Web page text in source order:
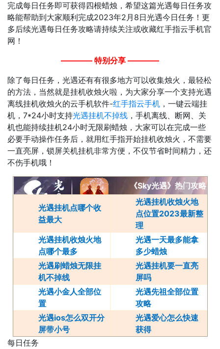
完成每日任务即可获得四根蜡烛，希望这篇光遇每日任务攻
略能帮助到大家顺利完成2023年2月8日光遇今日任务！更
多后续光遇每日任务攻略请持续关注或收藏红手指云手机官
网！
———— 特别分享 ————
除了每日任务，光遇还有有很多地方可以收集烛火，最轻松
的方法，当然就是挂机收烛火啦，为大家分享一个支持光遇
离线挂机收烛火的云手机软件-红手指云手机 ，一键云端挂
机，7*24小时支持光遇挂机不掉线 ，手机离线、断网、关
机也能持续挂机24小时无限刷蜡烛，大家可以在完成一些
必要手动操作任务后，就用红手指开始挂机收烛火，不需要
一直亮屏，锁屏关机挂机非常方便，不仅节省时间精力，还
不伤手机哦！
《Sky光遇》热门攻略
光遇挂机点哪个收
益最大
光遇挂机收烛火地
点位置2023最新整
理
光遇挂机收烛火地
点哪个最多
光遇一天最多能拿
多少蜡烛
光遇刷蜡烛无限挂
机不掉线
光遇挂机要一直亮
屏吗
光遇小金人全部位
置
光遇先祖全部位置
攻略
光遇ios怎么双开分
屏带小号
光遇爱心怎么快速
获得
每日任务